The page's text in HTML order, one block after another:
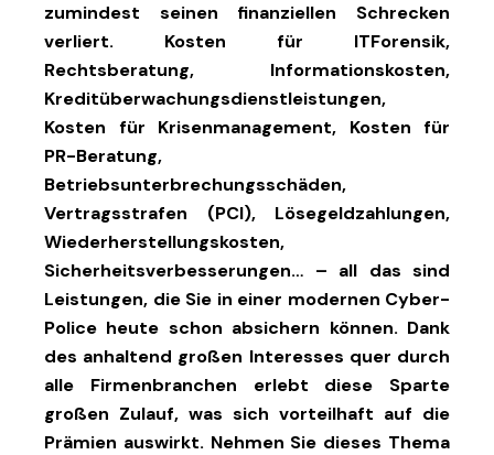
zumindest seinen finanziellen Schrecken
verliert. Kosten für ITForensik,
Rechtsberatung, Informationskosten,
Kreditüberwachungsdienstleistungen,
Kosten für Krisenmanagement, Kosten für
PR-Beratung,
Betriebsunterbrechungsschäden,
Vertragsstrafen (PCI), Lösegeldzahlungen,
Wiederherstellungskosten,
Sicherheitsverbesserungen… – all das sind
Leistungen, die Sie in einer modernen Cyber-
Police heute schon absichern können. Dank
des anhaltend großen Interesses quer durch
alle Firmenbranchen erlebt diese Sparte
großen Zulauf, was sich vorteilhaft auf die
Prämien auswirkt. Nehmen Sie dieses Thema